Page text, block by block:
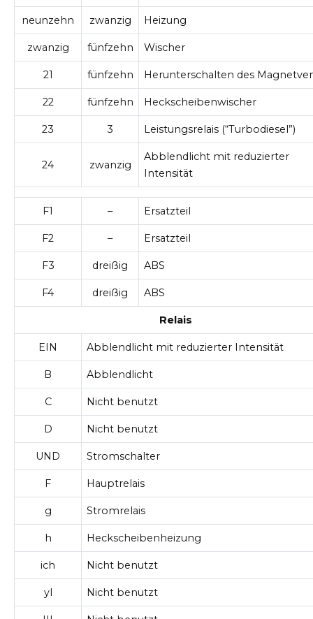
neunzehn zwanzig Heizung
zwanzig fünfzehn Wischer
21 fünfzehn Herunterschalten des
22 fünfzehn Heckscheibenwischer
23 3 Leistungsrelais (“Turbodiesel”)
24 zwanzig
Abblendlicht mit reduzierter
Intensität
F1 – Ersatzteil
F2 – Ersatzteil
F3 dreißig ABS
F4 dreißig ABS
Relais
EIN Abblendlicht mit reduzierter Intensität
B Abblendlicht
C Nicht benutzt
D Nicht benutzt
UND Stromschalter
F Hauptrelais
g Stromrelais
h Heckscheibenheizung
ich Nicht benutzt
yl Nicht benutzt